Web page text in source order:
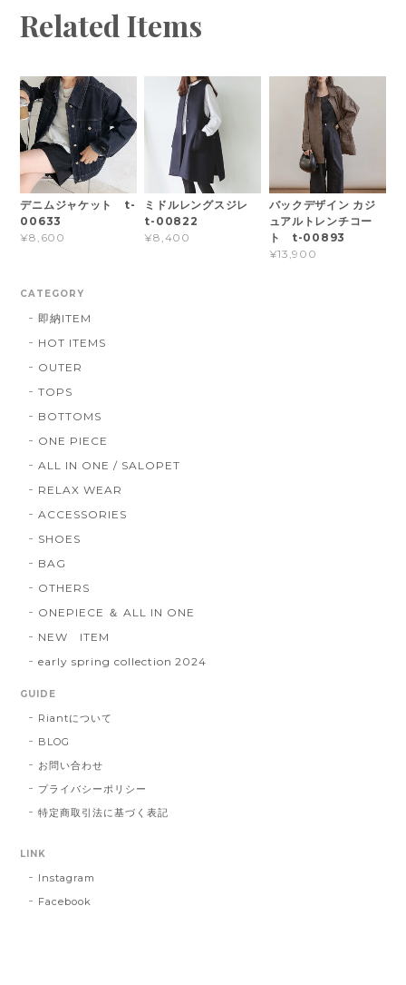
Related Items
デニムジャケット t-
00633
¥8,600
ミドルレングスジレ
t-00822
¥8,400
バックデザイン カジ
ュアルトレンチコー
ト t-00893
¥13,900
CATEGORY
即納ITEM
HOT ITEMS
OUTER
TOPS
BOTTOMS
ONE PIECE
ALL IN ONE / SALOPET
RELAX WEAR
ACCESSORIES
SHOES
BAG
OTHERS
ONEPIECE ＆ ALL IN ONE
NEW ITEM
early spring collection 2024
GUIDE
Riantについて
BLOG
お問い合わせ
プライバシーポリシー
特定商取引法に基づく表記
LINK
Instagram
Facebook